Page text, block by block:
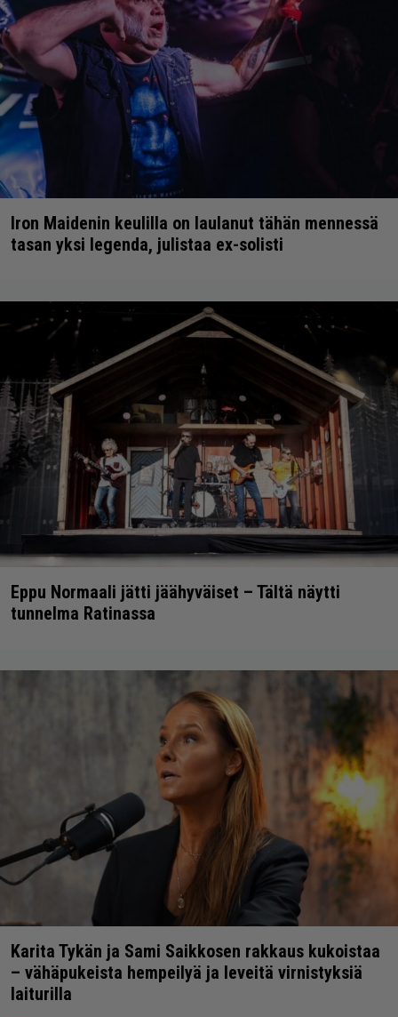
Iron Maidenin keulilla on laulanut tähän mennessä
tasan yksi legenda, julistaa ex-solisti
Eppu Normaali jätti jäähyväiset – Tältä näytti
tunnelma Ratinassa
Karita Tykän ja Sami Saikkosen rakkaus kukoistaa
– vähäpukeista hempeilyä ja leveitä virnistyksiä
laiturilla